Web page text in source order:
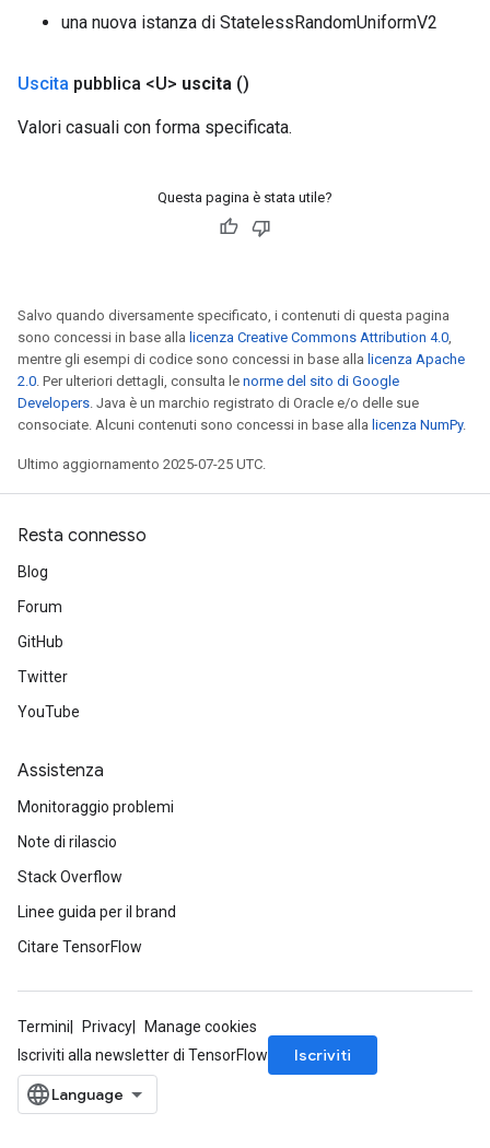
una nuova istanza di StatelessRandomUniformV2
Uscita pubblica <U> uscita ()
Valori casuali con forma specificata.
Questa pagina è stata utile?
Salvo quando diversamente specificato, i contenuti di questa pagina
sono concessi in base alla licenza Creative Commons Attribution 4.0,
mentre gli esempi di codice sono concessi in base alla licenza Apache
2.0. Per ulteriori dettagli, consulta le norme del sito di Google
Developers. Java è un marchio registrato di Oracle e/o delle sue
consociate. Alcuni contenuti sono concessi in base alla licenza NumPy.
Ultimo aggiornamento 2025-07-25 UTC.
Resta connesso
Blog
Forum
GitHub
Twitter
YouTube
Assistenza
Monitoraggio problemi
Note di rilascio
Stack Overflow
Linee guida per il brand
Citare TensorFlow
Termini Privacy
Manage cookies
Iscriviti alla newsletter di TensorFlow
Iscriviti